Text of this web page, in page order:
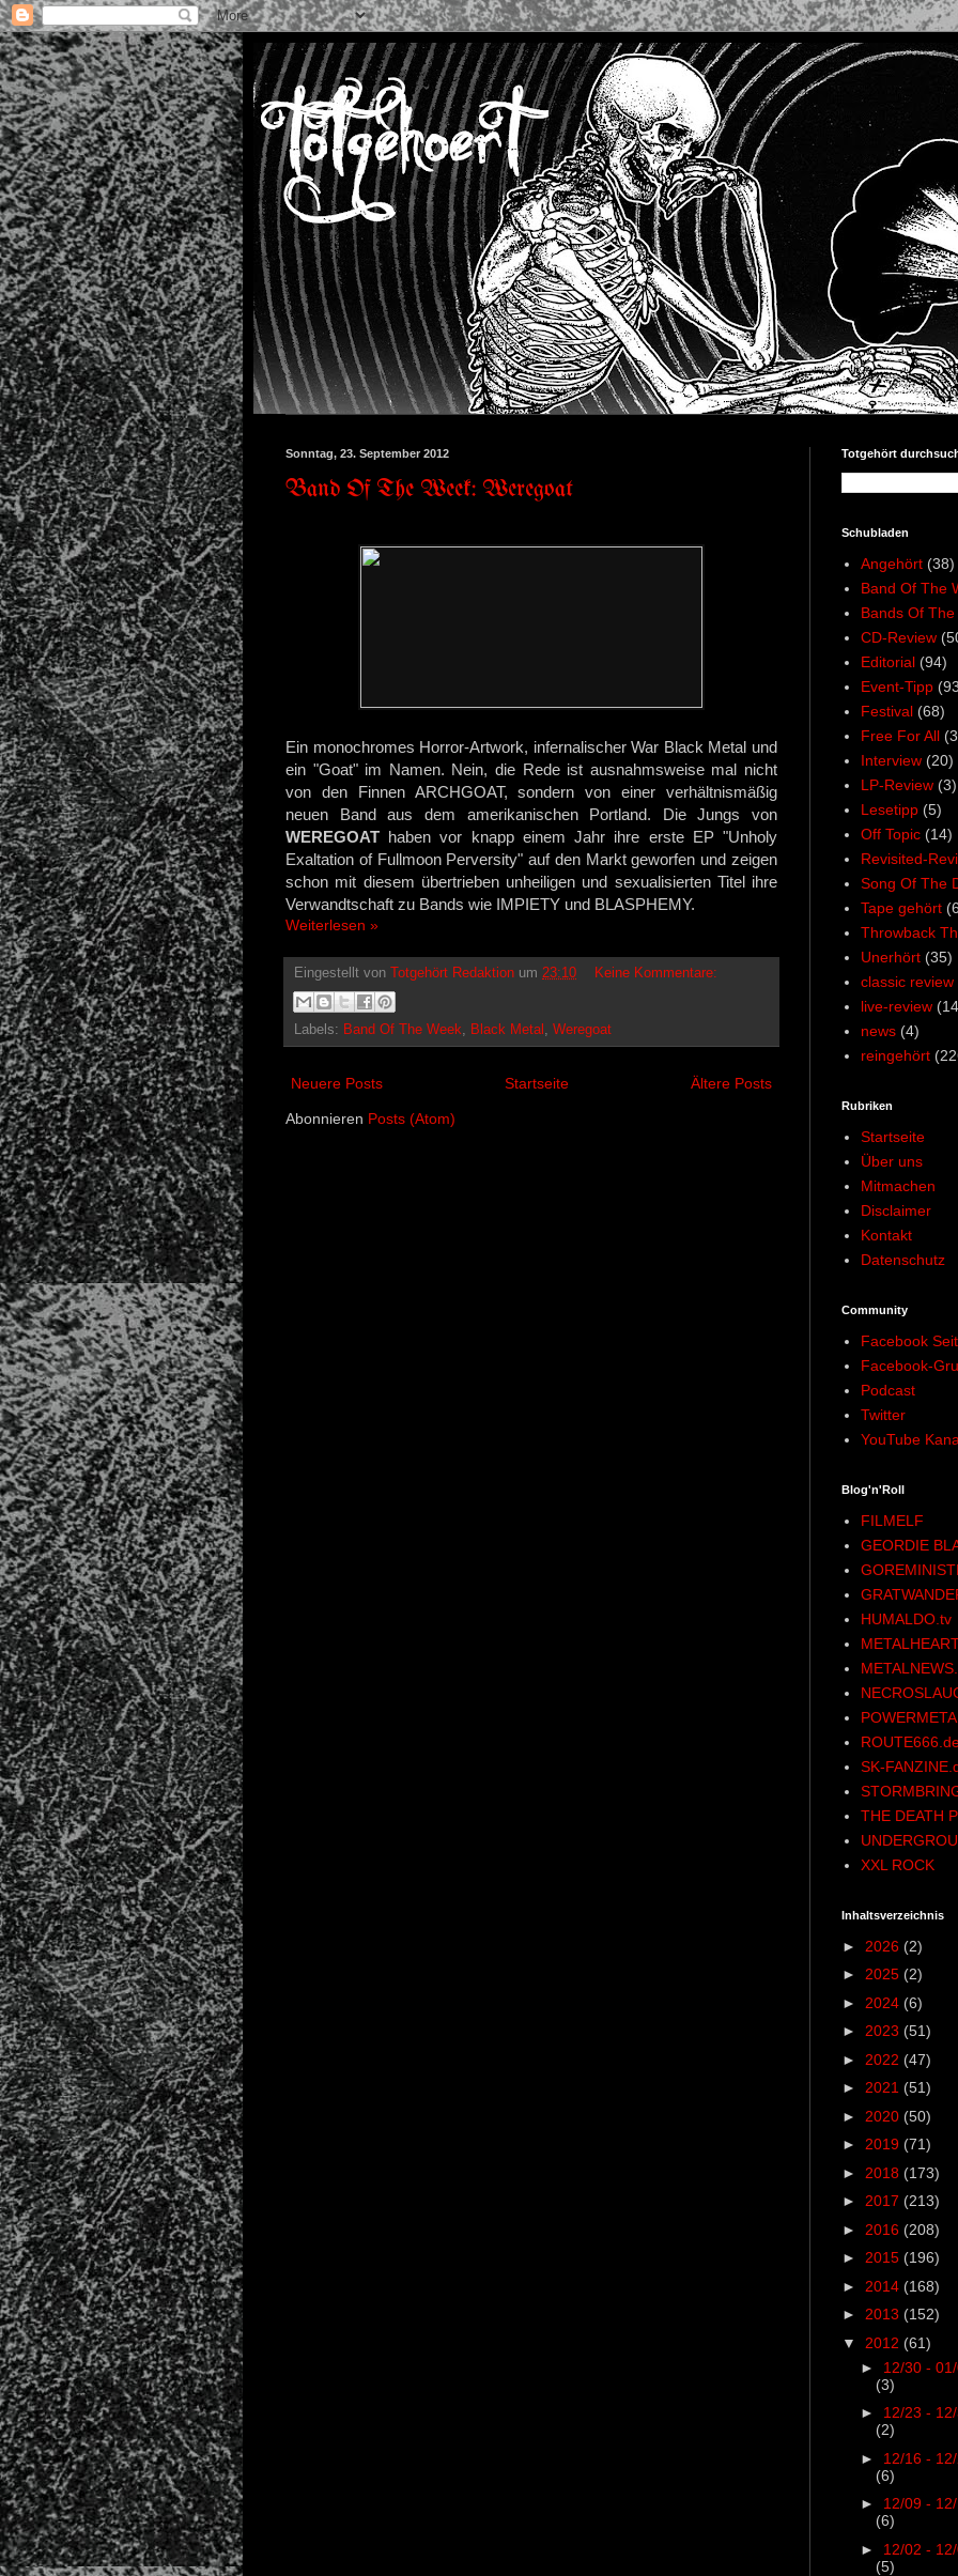
Sonntag, 23. September 2012
Band Of The Week: Weregoat
Ein monochromes Horror-Artwork, infernalischer War Black Metal und
ein "Goat" im Namen. Nein, die Rede ist ausnahmsweise mal nicht
von den Finnen ARCHGOAT, sondern von einer verhältnismäßig
neuen Band aus dem amerikanischen Portland. Die Jungs von
WEREGOAT haben vor knapp einem Jahr ihre erste EP "Unholy
Exaltation of Fullmoon Perversity" auf den Markt geworfen und zeigen
schon mit diesem übertrieben unheiligen und sexualisierten Titel ihre
Verwandtschaft zu Bands wie IMPIETY und BLASPHEMY.
Weiterlesen »
Eingestellt von Totgehört Redaktion um 23:10 Keine Kommentare:
Labels: Band Of The Week Black Metal Weregoat
Neuere Posts Ältere Posts
Startseite
Abonnieren Posts (Atom)
Totgehört
Schubladen
Angehört (38)
Band Of The
Bands Of The
CD-Review
Editorial (94)
Event-Tipp
Festival (68)
Free For All
Interview (20)
LP-Review (3)
Lesetipp (5)
Off Topic (14)
Revisited-
Song Of The
Tape gehört
Throwback
Unerhört (35)
classic review
live-review
news (4)
reingehört
Rubriken
Startseite
Über uns
Mitmachen
Disclaimer
Kontakt
Datenschutz
Community
Facebook
Facebook-
Podcast
Twitter
YouTube
Blog'n'Roll
FILMELF
GEORDIE
HUMALDO.tv
SK-
THE DEATH
XXL ROCK
Inhaltsverzeichnis
► 2026 (2)
► 2025 (2)
► 2024 (6)
► 2023 (51)
► 2022 (47)
► 2021 (51)
► 2020 (50)
► 2019 (71)
► 2018 (173)
► 2017 (213)
► 2016 (208)
► 2015 (196)
► 2014 (168)
► 2013 (152)
▼ 2012 (61)
► 12/30 -
(3)
► 12/23 -
(2)
► 12/16 -
(6)
► 12/09 -
(6)
► 12/02 -
(5)